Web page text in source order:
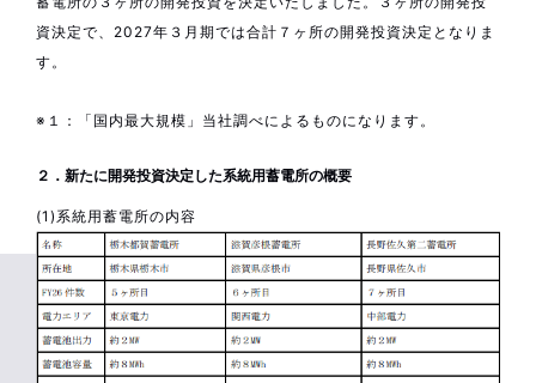
資決定で、2027年３月期では合計７ヶ所の開発投資決定となりま
す。
※１：「国内最大規模」当社調べによるものになります。
２．新たに開発投資決定した系統用蓄電所の概要
(1)系統用蓄電所の内容